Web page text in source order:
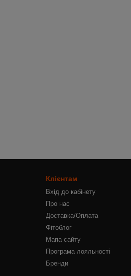
Клієнтам
Вхід до кабінету
Про нас
Доставка/Оплата
Фітоблог
Мапа сайту
Програма лояльності
Бренди